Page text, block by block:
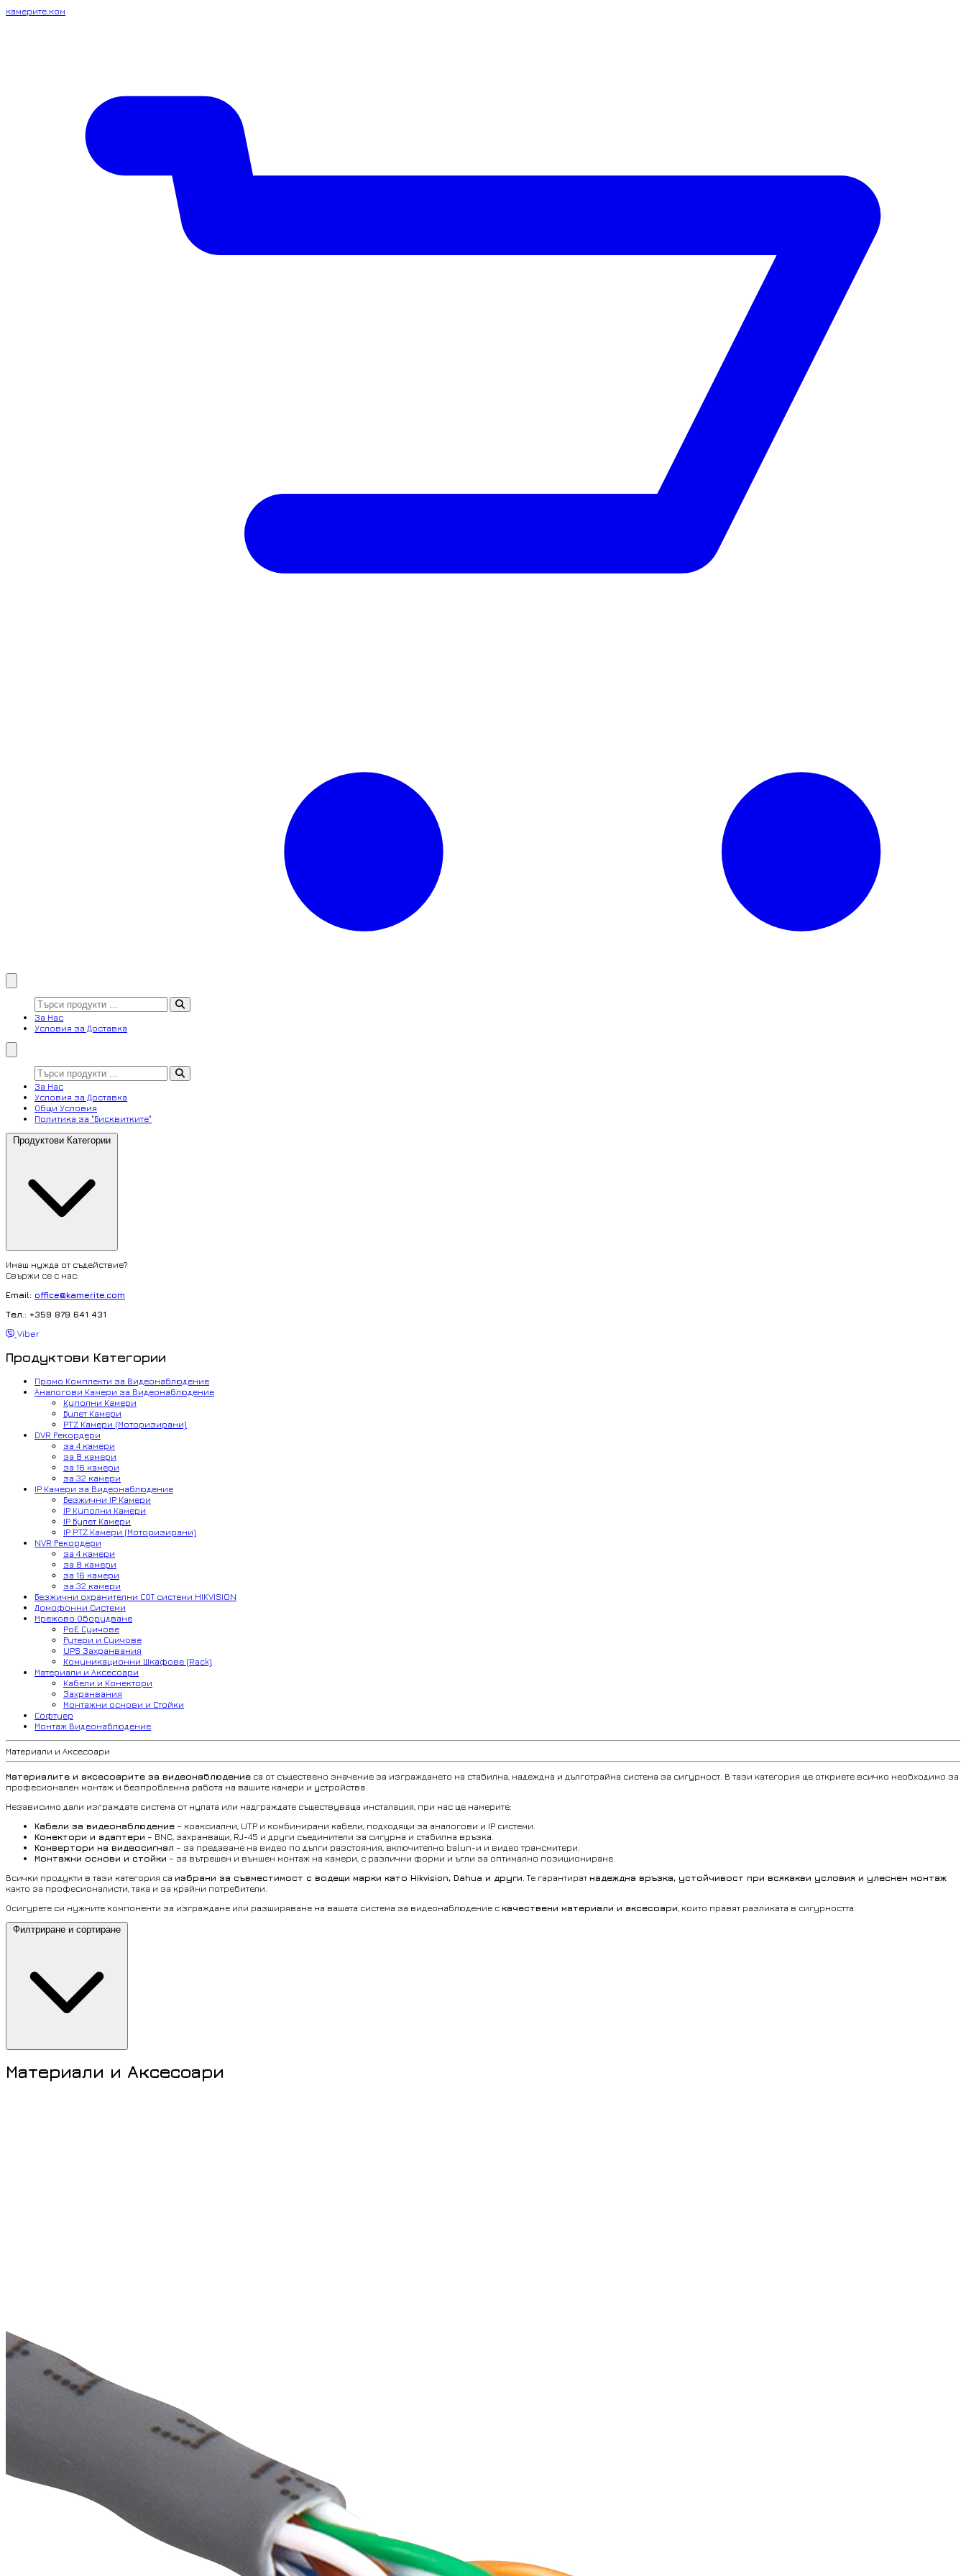
камерите.ком
За Нас
Условия за Доставка
За Нас
Условия за Доставка
Общи Условия
Политика за "Бисквитките"
Продуктови Категории
Имаш нужда от съдействие?
Свържи се с нас:
Email: office@kamerite.com
Тел.: +359 879 641 431
Viber
Продуктови Категории
Промо Комплекти за Видеонаблюдение
Аналогови Камери за Видеонаблюдение
Куполни Камери
Булет Камери
PTZ Камери (Моторизирани)
DVR Рекордери
за 4 камери
за 8 камери
за 16 камери
за 32 камери
IP Камери за Видеонаблюдение
Безжични IP Камери
IP Куполни Камери
IP Булет Камери
IP PTZ Камери (Моторизирани)
NVR Рекордери
за 4 камери
за 8 камери
за 16 камери
за 32 камери
Безжични охранителни СОТ системи HIKVISION
Домофонни Системи
Мрежово Оборудване
PoE Суичове
Рутери и Суичове
UPS Захранвания
Комуникационни Шкафове (Rack)
Материали и Аксесоари
Кабели и Конектори
Захранвания
Монтажни основи и Стойки
Софтуер
Монтаж Видеонаблюдение
Материали и Аксесоари
Материалите и аксесоарите за видеонаблюдение са от съществено значение за изграждането на стабилна, надеждна и дълготрайна система за сигурност. В тази категория ще откриете всичко необходимо за
професионален монтаж и безпроблемна работа на вашите камери и устройства.
Независимо дали изграждате система от нулата или надграждате съществуваща инсталация, при нас ще намерите:
Кабели за видеонаблюдение – коаксиални, UTP и комбинирани кабели, подходящи за аналогови и IP системи.
Конектори и адаптери – BNC, захранващи, RJ-45 и други съединители за сигурна и стабилна връзка.
Конвертори на видеосигнал – за предаване на видео по дълги разстояния, включително balun-и и видео трансмитери.
Монтажни основи и стойки – за вътрешен и външен монтаж на камери, с различни форми и ъгли за оптимално позициониране.
Всички продукти в тази категория са избрани за съвместимост с водещи марки като Hikvision, Dahua и други. Те гарантират надеждна връзка, устойчивост при всякакви условия и улеснен монтаж
както за професионалисти, така и за крайни потребители.
Осигурете си нужните компоненти за изграждане или разширяване на вашата система за видеонаблюдение с качествени материали и аксесоари, които правят разликата в сигурността.
Филтриране и сортиране
Материали и Аксесоари